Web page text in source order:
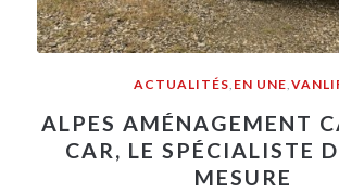
ACTUALITÉS, EN UNE,
ALPES AMÉNAGEMENT
CAR, LE SPÉCIALISTE
MESURE